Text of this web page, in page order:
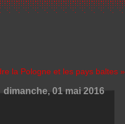
la Pologne et les pays baltes »
dimanche, 01 mai 2016